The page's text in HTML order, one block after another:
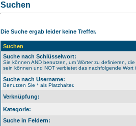
Suchen
Die Suche ergab leider keine Treffer.
Suchen
Suche nach Schlüsselwort:
Sie können AND benutzen, um Wörter zu definieren,
sein können und NOT verbietet das nachfolgende Wort
Suche nach Username:
Benutzen Sie * als Platzhalter.
Verknüpfung:
Kategorie:
Suche in Feldern: